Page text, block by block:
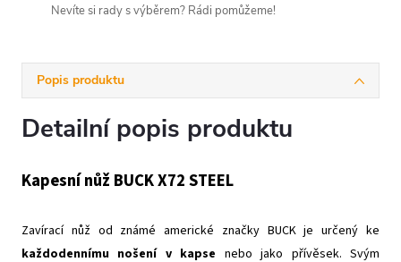
Nevíte si rady s výběrem? Rádi pomůžeme!
Popis produktu
Detailní popis produktu
Kapesní nůž BUCK X72 STEEL
Zavírací nůž od známé americké značky BUCK je určený ke
každodennímu nošení v kapse nebo jako přívěsek. Svým